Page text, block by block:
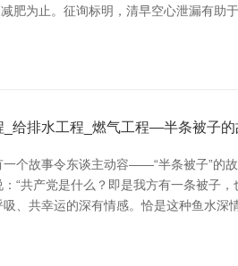
肥为止。征询标明，清早空心泄漏有助
给排水工程_燃气工程—半条被子的
个故事令东谈主动容——“半条被子”的
共产党是什么？即是我方有一条被子
、共幸运的深有情感。恰是这种鱼水深